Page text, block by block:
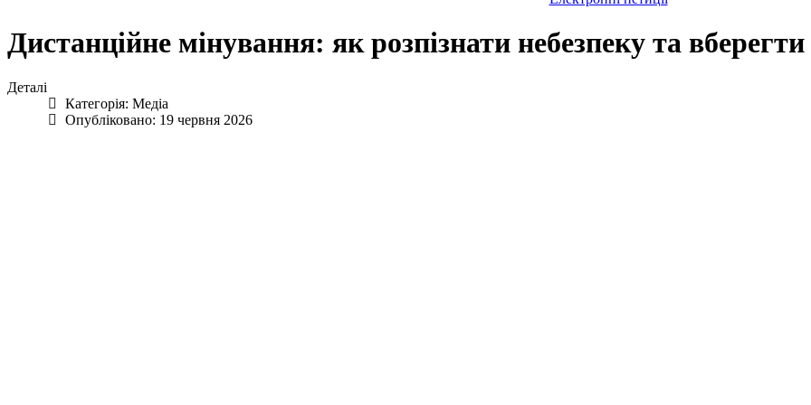
Дистанційне мінування: як розпізнати небезпеку та вберегти
Деталі
Категорія: Медіа
Опубліковано: 19 червня 2026